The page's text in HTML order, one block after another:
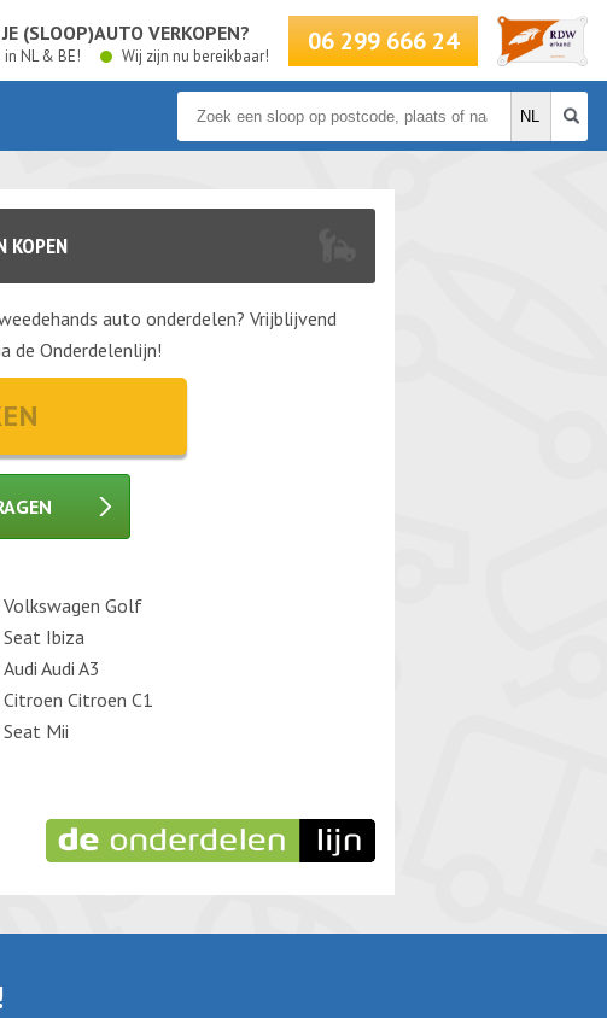
(SLOOP)AUTO VERKOPEN?
NL & BE! Wij zijn nu bereikbaar! 06 299 666 24
KOPEN
auto onderdelen? Vrijblijvend
de Onderdelenlijn!
laten.
Volkswagen Golf
Seat Ibiza
Audi Audi A3
Citroen Citroen C1
Seat Mii